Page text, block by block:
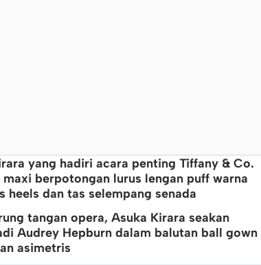
yang hadiri acara penting Tiffany & Co.
berpotongan lurus lengan puff warna
heels dan tas selempang senada
tangan opera, Asuka Kirara seakan
Audrey Hepburn dalam balutan ball gown
asimetris